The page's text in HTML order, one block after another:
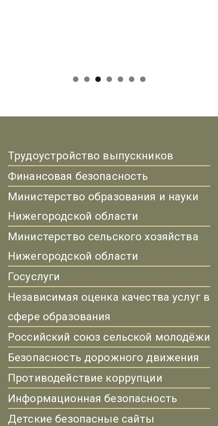
Трудоустройство выпускников
Финансовая безопасность
Министерство образования и науки
Нижегородской области
Министерство сельского хозяйства
Нижегородской области
Госуслуги
Независимая оценка качества услуг в
сфере образования
Российский союз сельской молодёжи
Безопасность дорожного движения
Противодействие коррупции
Информационная безопасность
Детские безопасные сайты